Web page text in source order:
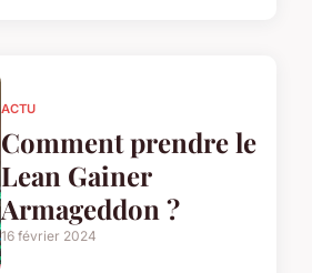
ACTU
Comment prendre le
Lean Gainer
Armageddon ?
16 février 2024